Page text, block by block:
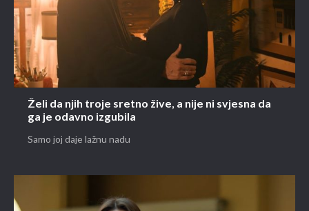
Želi da njih troje sretno žive, a nije ni svjesna da
ga je odavno izgubila
Samo joj daje lažnu nadu